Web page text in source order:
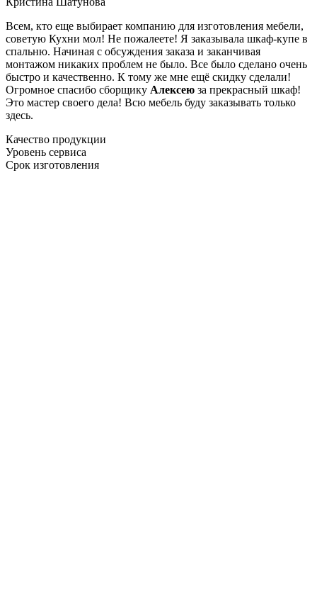
Всем, кто еще выбирает компанию для изготовления мебели,
советую Кухни мол! Не пожалеете! Я заказывала шкаф-купе в
спальню. Начиная с обсуждения заказа и заканчивая
монтажом никаких проблем не было. Все было сделано очень
быстро и качественно. К тому же мне ещё скидку сделали!
Огромное спасибо сборщику Алексею за прекрасный шкаф!
Это мастер своего дела! Всю мебель буду заказывать только
здесь.
Качество продукции
Уровень сервиса
Срок изготовления